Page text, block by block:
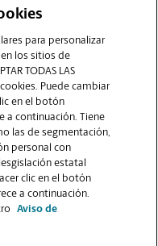
TIENDA
para personalizar
los sitios de
TODAS LAS
Puede cambiar
en el botón
a continuación. Tiene
las de segmentación,
personal con
estatal
clic en el botón
a continuación.
Aviso de